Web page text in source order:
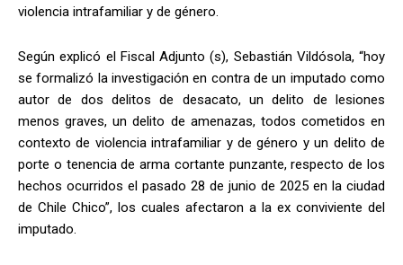
violencia intrafamiliar y de género.
Según explicó el Fiscal Adjunto (s), Sebastián Vildósola, “hoy
se formalizó la investigación en contra de un imputado como
autor de dos delitos de desacato, un delito de lesiones
menos graves, un delito de amenazas, todos cometidos en
contexto de violencia intrafamiliar y de género y un delito de
porte o tenencia de arma cortante punzante, respecto de los
hechos ocurridos el pasado 28 de junio de 2025 en la ciudad
de Chile Chico”, los cuales afectaron a la ex conviviente del
imputado.